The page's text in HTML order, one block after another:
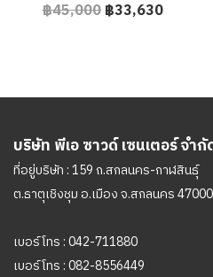
฿45,000 ฿33,630
บริษัท พีเอ ซาวด์ เซนเตอร์ จำกั
ที่อยู่บริษัท : 159 ถ.สกลนคร-กาฬสินธุ์
ต.ธาตุเชิงชุม อ.เมือง จ.สกลนคร 47000
เบอร์โทร :042-711880
เบอร์โทร :082-8556449